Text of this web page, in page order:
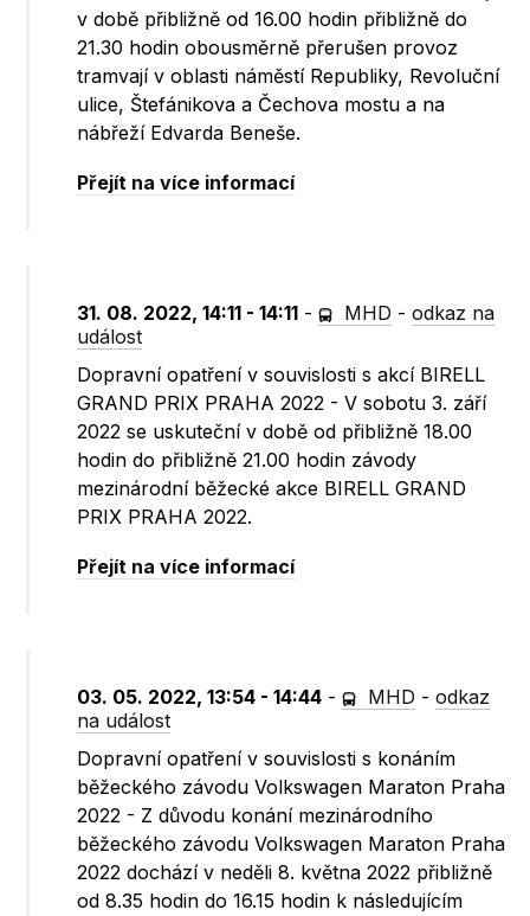
v době přibližně od 16.00 hodin přibližně do
21.30 hodin obousměrně přerušen provoz
tramvají v oblasti náměstí Republiky, Revoluční
ulice, Štefánikova a Čechova mostu a na
nábřeží Edvarda Beneše.
Přejít na více informací
31. 08. 2022, 14:11 - 14:11 - MHD -odkaz na
událost
Dopravní opatření v souvislosti s akcí BIRELL
GRAND PRIX PRAHA 2022 - V sobotu 3. září
2022 se uskuteční v době od přibližně 18.00
hodin do přibližně 21.00 hodin závody
mezinárodní běžecké akce BIRELL GRAND
PRIX PRAHA 2022.
Přejít na více informací
03. 05. 2022, 13:54 - 14:44 - MHD -odkaz
na událost
Dopravní opatření v souvislosti s konáním
běžeckého závodu Volkswagen Maraton Praha
2022 - Z důvodu konání mezinárodního
běžeckého závodu Volkswagen Maraton Praha
2022 dochází v neděli 8. května 2022 přibližně
od 8.35 hodin do 16.15 hodin k následujícím